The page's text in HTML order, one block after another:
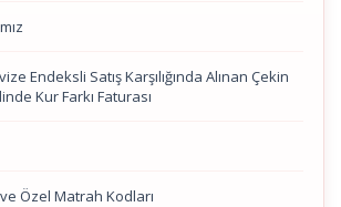
Endeksli Satış Karşılığında Alınan Çekin
Kur Farkı Faturası
Özel Matrah Kodları